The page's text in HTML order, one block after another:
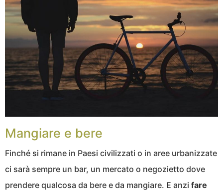
Mangiare e bere
Finché si rimane in Paesi civilizzati o in aree urbanizzate
ci sarà sempre un bar, un mercato o negozietto dove
prendere qualcosa da bere e da mangiare. E anzi fare